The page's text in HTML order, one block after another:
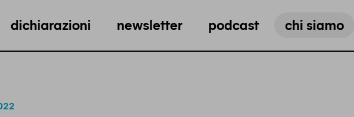
dichiarazioni newsletter podcast chi siamo